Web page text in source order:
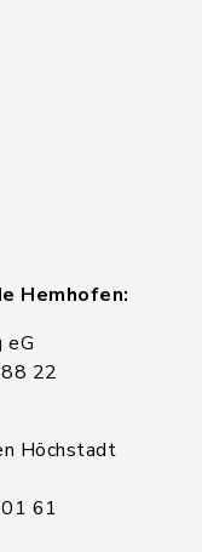
Hemhofen:
eG
22
Höchstadt
61